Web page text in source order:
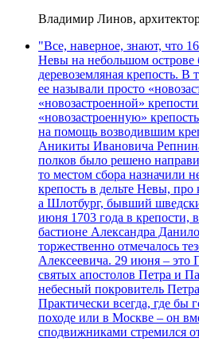
Владимир Линов,
"Все, наверное, знают, что
Невы на небольшом острове
деревоземляная крепость. В
ее называли просто
«новозастроенной»
«новозастроенную»
на помощь возводившим
Аникиты Ивановича
полков было решено
то местом сбора назначили
крепость в дельте Невы,
а Шлотбург, бывший
июня 1703 года в крепости,
бастионе Александра
торжественно отмечалось
Алексеевича. 29 июня – это
святых апостолов Петра и
небесный покровитель
Практически всегда, где бы
походе или в Москве – он
сподвижниками стремился